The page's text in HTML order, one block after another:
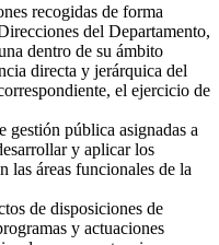
recogidas de forma
del Departamento,
dentro de su ámbito
directa y jerárquica del
el ejercicio de
gestión pública asignadas a
y aplicar los
las áreas funcionales de la
de disposiciones de
y actuaciones